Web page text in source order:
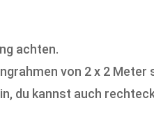
achten.
von 2 x 2 Meter
du kannst auch